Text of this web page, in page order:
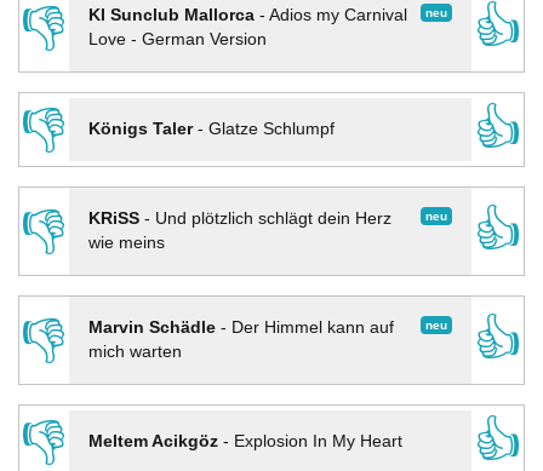
👎
neu
KI Sunclub Mallorca- Adios my Carnival
Love - German Version
👍
👎
Königs Taler- Glatze Schlumpf
👍
👎
neu
KRiSS- Und plötzlich schlägt dein Herz
wie meins
👍
👎 neu
Marvin Schädle- Der Himmel kann auf
mich warten
👍
👎
Meltem Acikgöz- Explosion In My Heart
👍